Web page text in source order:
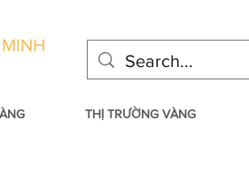
THỊ TRƯỜNG VÀNG